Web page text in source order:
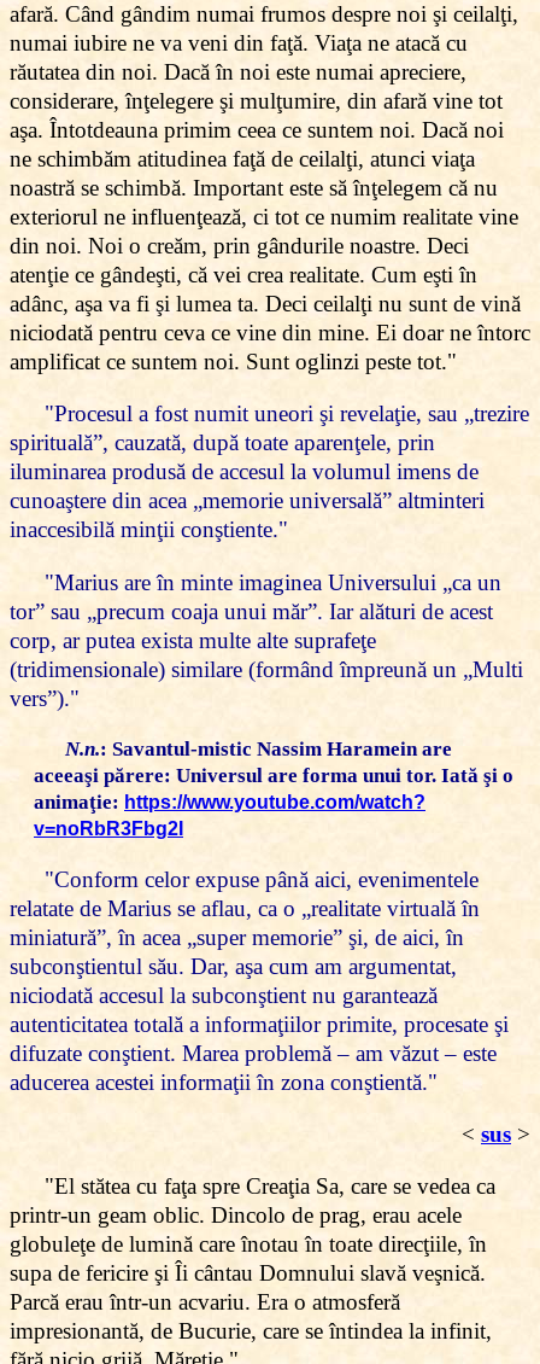
afară. Când gândim numai frumos despre noi şi ceilalţi,
numai iubire ne va veni din faţă. Viaţa ne atacă cu
răutatea din noi. Dacă în noi este numai apreciere,
considerare, înţelegere şi mulţumire, din afară vine tot
aşa. Întotdeauna primim ceea ce suntem noi. Dacă noi
ne schimbăm atitudinea faţă de ceilalţi, atunci viaţa
noastră se schimbă. Important este să înţelegem că nu
exteriorul ne influenţează, ci tot ce numim realitate vine
din noi. Noi o creăm, prin gândurile noastre. Deci
atenţie ce gândeşti, că vei crea realitate. Cum eşti în
adânc, aşa va fi şi lumea ta. Deci ceilalţi nu sunt de vină
niciodată pentru ceva ce vine din mine. Ei doar ne întorc
amplificat ce suntem noi. Sunt oglinzi peste tot."
"Procesul a fost numit uneori şi revelaţie, sau „trezire
spirituală”, cauzată, după toate aparenţele, prin
iluminarea produsă de accesul la volumul imens de
cunoaştere din acea „memorie universală” altminteri
inaccesibilă minţii conştiente."
"Marius are în minte imaginea Universului „ca un
tor” sau „precum coaja unui măr”. Iar alături de acest
corp, ar putea exista multe alte suprafeţe
(tridimensionale) similare (formând împreună un „Multi
vers”)."
N.n.: Savantul-mistic Nassim Haramein are
aceeaşi părere: Universul are forma unui tor. Iată şi o
animaţie: https://www.youtube.com/watch?
v=noRbR3Fbg2I
"Conform celor expuse până aici, evenimentele
relatate de Marius se aflau, ca o „realitate virtuală în
miniatură”, în acea „super memorie” şi, de aici, în
subconştientul său. Dar, aşa cum am argumentat,
niciodată accesul la subconştient nu garantează
autenticitatea totală a informaţiilor primite, procesate şi
difuzate conştient. Marea problemă – am văzut – este
aducerea acestei informaţii în zona conştientă."
< sus >
"El stătea cu faţa spre Creaţia Sa, care se vedea ca
printr-un geam oblic. Dincolo de prag, erau acele
globuleţe de lumină care înotau în toate direcţiile, în
supa de fericire şi Îi cântau Domnului slavă veşnică.
Parcă erau într-un acvariu. Era o atmosferă
impresionantă, de Bucurie, care se întindea la infinit,